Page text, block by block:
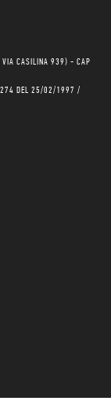
VIA CASILINA 939) - CAP
DEL 25/02/1997 /